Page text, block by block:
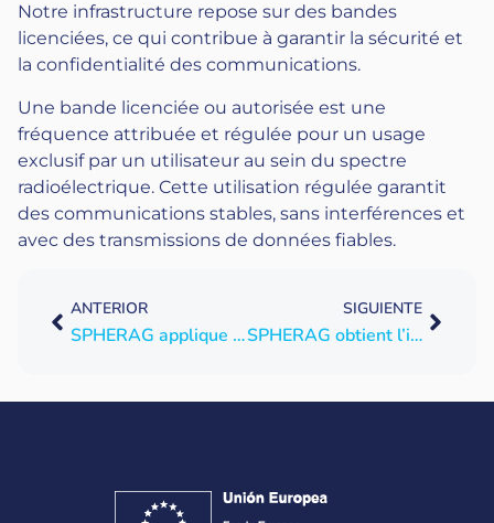
Notre infrastructure repose sur des bandes
licenciées, ce qui contribue à garantir la sécurité et
la confidentialité des communications.
Une bande licenciée ou autorisée est une
fréquence attribuée et régulée pour un usage
exclusif par un utilisateur au sein du spectre
radioélectrique. Cette utilisation régulée garantit
des communications stables, sans interférences et
avec des transmissions de données fiables.
ANTERIOR
SPHERAG applique la technologie IoT dans les vignobles du centre expérimental de John Deere pour optimiser l’irrigation
SIGUIENTE
SPHERAG obtient l’interopérabilité selon la norme UNE 318002-3:202